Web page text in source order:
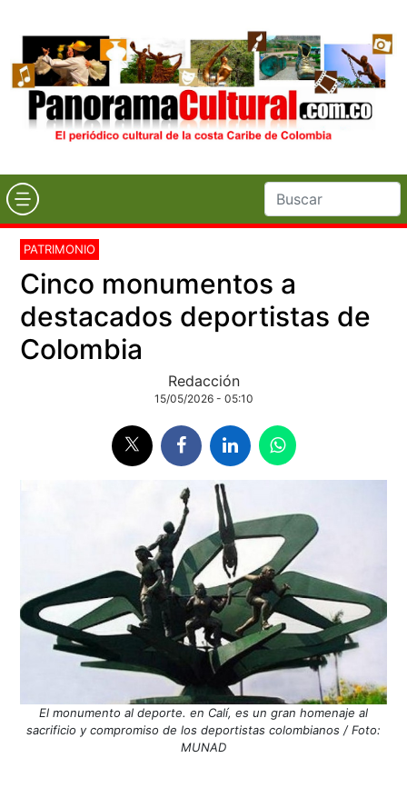
PATRIMONIO
Cinco monumentos a
destacados deportistas de
Colombia
Redacción
15/05/2026 - 05:10
El monumento al deporte. en Calí, es un gran homenaje al
sacrificio y compromiso de los deportistas colombianos / Foto:
MUNAD